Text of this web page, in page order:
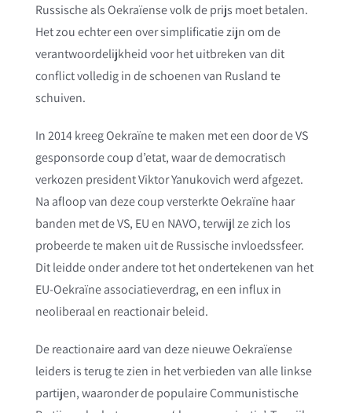
Russische als Oekraïense volk de prijs moet betalen.
Het zou echter een over simplificatie zijn om de
verantwoordelijkheid voor het uitbreken van dit
conflict volledig in de schoenen van Rusland te
schuiven.
In 2014 kreeg Oekraïne te maken met een door de VS
gesponsorde coup d’etat, waar de democratisch
verkozen president Viktor Yanukovich werd afgezet.
Na afloop van deze coup versterkte Oekraïne haar
banden met de VS, EU en NAVO, terwijl ze zich los
probeerde te maken uit de Russische invloedssfeer.
Dit leidde onder andere tot het ondertekenen van het
EU-Oekraïne associatieverdrag, en een influx in
neoliberaal en reactionair beleid.
De reactionaire aard van deze nieuwe Oekraïense
leiders is terug te zien in het verbieden van alle linkse
partijen, waaronder de populaire Communistische